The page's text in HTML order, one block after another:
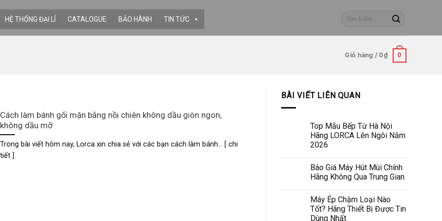
HỆ THỐNG ĐẠI LÍ CATALOGUE BẢO HÀNH TIN TỨC
Tìm
Giỏ hàng /0₫ 0
Cách làm bánh gối mặn bằng nồi chiên không dầu giòn ngon,
không dầu mỡ
Trong bài viết hôm nay, Lorca xin chia sẻ với các bạn cách làm bánh... [ chi
tiết ]
BÀI VIẾT LIÊN QUAN
Top Mẫu Bếp Từ Hà Nội
Hãng LORCA Lên Ngôi Năm
2026
Báo Giá Máy Hút Mùi Chính
Hãng Không Qua Trung Gian
Máy Ép Chậm Loại Nào
Tốt? Hãng Thiết Bị Được Tin
Dùng Nhất